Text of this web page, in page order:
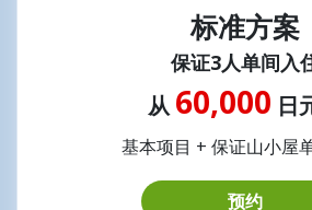
标准方案
保证3人单间入
从 60,000 日
基本项目 + 保证山小屋
预约